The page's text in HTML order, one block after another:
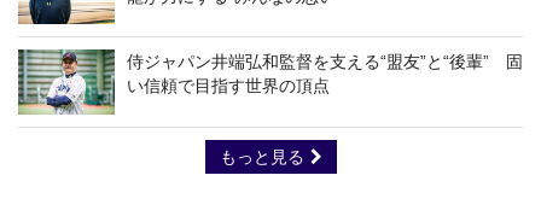
侍ジャパン井端弘和監督を支える“盟友”と“後輩” 固
い信頼で目指す世界の頂点
もっと見る